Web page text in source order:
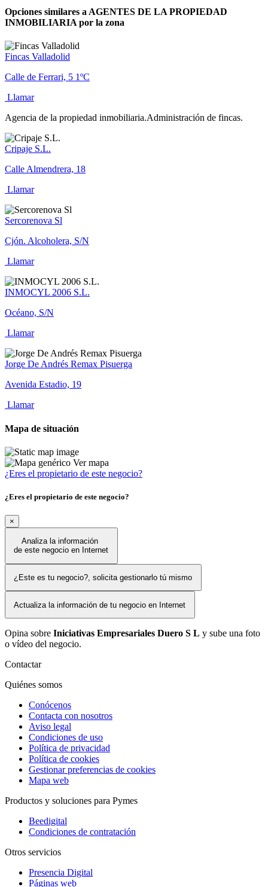
Opciones similares a AGENTES DE LA PROPIEDAD
INMOBILIARIA por la zona
Fincas Valladolid
Calle de Ferrari, 5 1ºC
Llamar
Agencia de la propiedad inmobiliaria.Administración de fincas.
Cripaje S.L.
Calle Almendrera, 18
Llamar
Sercorenova Sl
Cjón. Alcoholera, S/N
Llamar
INMOCYL 2006 S.L.
Océano, S/N
Llamar
Jorge De Andrés Remax Pisuerga
Avenida Estadio, 19
Llamar
Mapa de situación
Ver mapa
¿Eres el propietario de este negocio?
¿Eres el propietario de este negocio?
×
Analiza la información
de este negocio en Internet
¿Este es tu negocio?, solicita gestionarlo tú mismo
Actualiza la información de tu negocio en Internet
Opina sobre Iniciativas Empresariales Duero S L y sube una foto
o vídeo del negocio.
Contactar
Quiénes somos
Conócenos
Contacta con nosotros
Aviso legal
Condiciones de uso
Política de privacidad
Política de cookies
Gestionar preferencias de cookies
Mapa web
Productos y soluciones para Pymes
Beedigital
Condiciones de contratación
Otros servicios
Presencia Digital
Páginas web